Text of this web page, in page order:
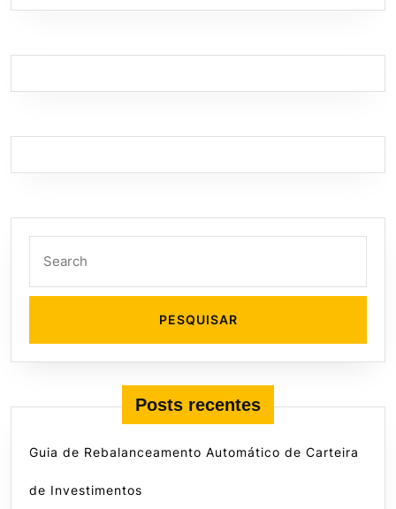
Posts recentes
Guia de Rebalanceamento Automático de Carteira
de Investimentos